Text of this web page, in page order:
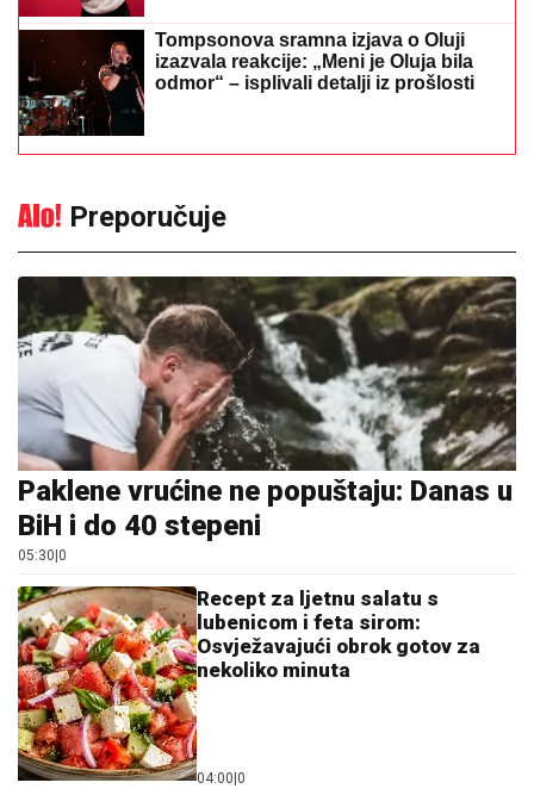
Tompsonova sramna izjava o Oluji
izazvala reakcije: „Meni je Oluja bila
odmor“ – isplivali detalji iz prošlosti
Preporučuje
Paklene vrućine ne popuštaju: Danas u
BiH i do 40 stepeni
05:30|0
Recept za ljetnu salatu s
lubenicom i feta sirom:
Osvježavajući obrok gotov za
nekoliko minuta
04:00|0